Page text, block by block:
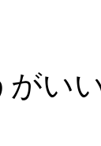
い